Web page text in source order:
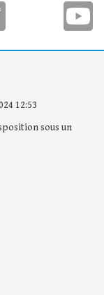
12:53
sous un